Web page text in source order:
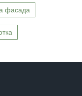
фасада